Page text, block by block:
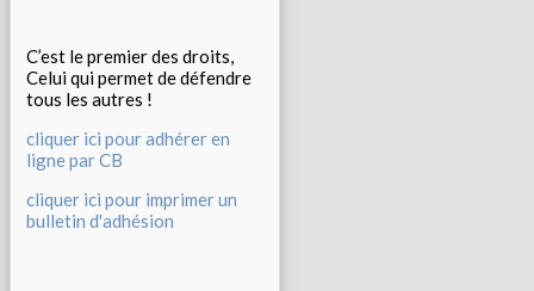
C’est le premier des droits,
Celui qui permet de défendre
tous les autres !
cliquer ici pour adhérer en
ligne par CB
cliquer ici pour imprimer un
bulletin d'adhésion